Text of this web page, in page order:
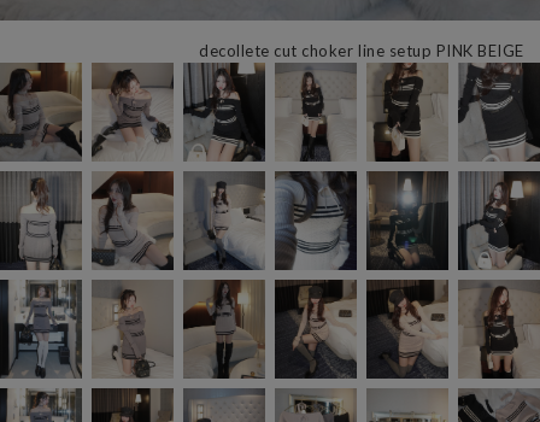
decollete cut choker line setup PINK BEIGE